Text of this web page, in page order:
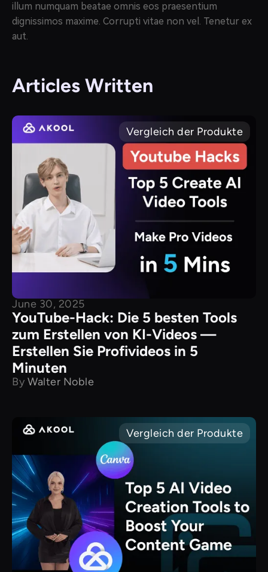
illum numquam beatae omnis eos praesentium
dignissimos maxime. Corrupti vitae non vel. Tenetur ex
aut.
Articles Written
Vergleich der Produkte
June 30, 2025
YouTube-Hack: Die 5 besten Tools
zum Erstellen von KI-Videos —
Erstellen Sie Profivideos in 5
Minuten
By Walter Noble
Vergleich der Produkte